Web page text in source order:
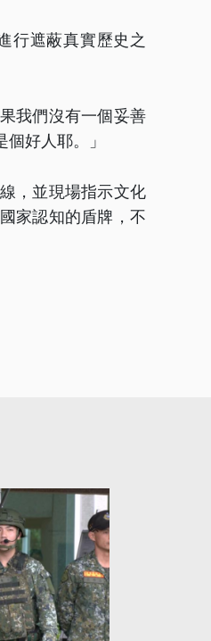
行遮蔽真實歷史之
我們沒有一個妥善
好人耶。」
，並現場指示文化
家認知的盾牌，不